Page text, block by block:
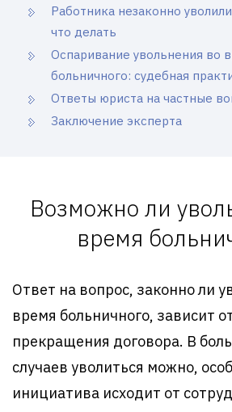
Работника незаконно
что делать
Оспаривание увольнения во
больничного: судебная
Ответы юриста на частные
Заключение эксперта
Возможно ли
время
Ответ на вопрос, законно ли
время больничного, зависит
прекращения договора. В
случаев уволиться можно,
инициатива исходит от